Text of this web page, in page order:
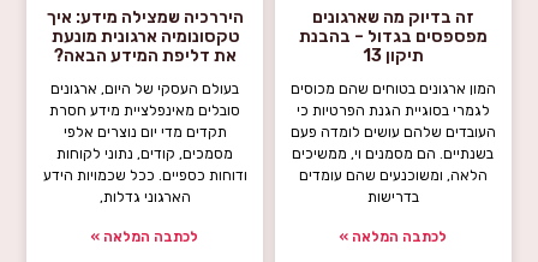
זה בדיוק מה שארגונים
מפספסים בגדול – בהבנת
תיקון 13
המון ארגונים בטוחים שהם מכוסים
לגמרי בסוגיית הגנת הפרטיות כי
העובדים שלהם עושים לומדה פעם
בשנתיים. הם מסמנים וי, ממשיכים
הלאה, ומשוכנעים שהם עומדים
בדרישות
לכתבה המלאה »
היררכיה שמצילה מידע: איך
טקסונומיה ארגונית מונעת
את דליפת המידע הבאה?
בעולם העסקי של היום, ארגונים
סובלים מאינפלציית מידע חסרת
תקדים מדי יום נוצרים אלפי
מסמכים, קודים, נתוני לקוחות
ודוחות כספיים. ככל שכמויות הידע
הארגוני גדלות,
לכתבה המלאה »